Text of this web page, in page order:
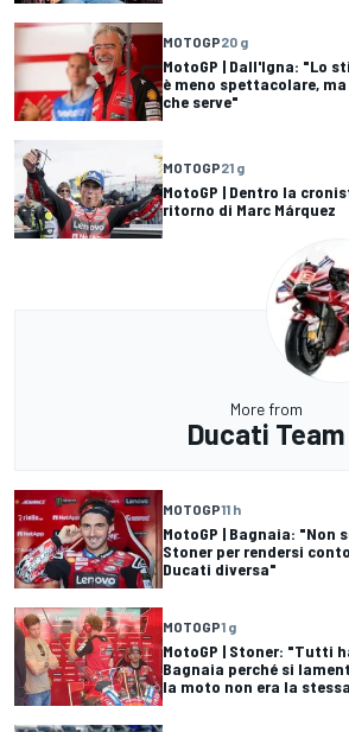
MOTOGP20 g
MotoGP | Dall'Igna: "Lo
è meno spettacolare,
che serve"
MOTOGP21 g
MotoGP | Dentro la
ritorno di Marc Márquez
More from
Ducati Team
MOTOGP11 h
MotoGP | Bagnaia: "Non
Stoner per rendersi
Ducati diversa"
MOTOGP1 g
MotoGP | Stoner: "Tutti
Bagnaia perché si
la moto non era la